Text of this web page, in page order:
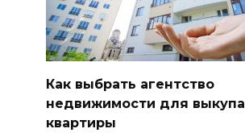
Как выбрать агентство
недвижимости для выкупа
квартиры